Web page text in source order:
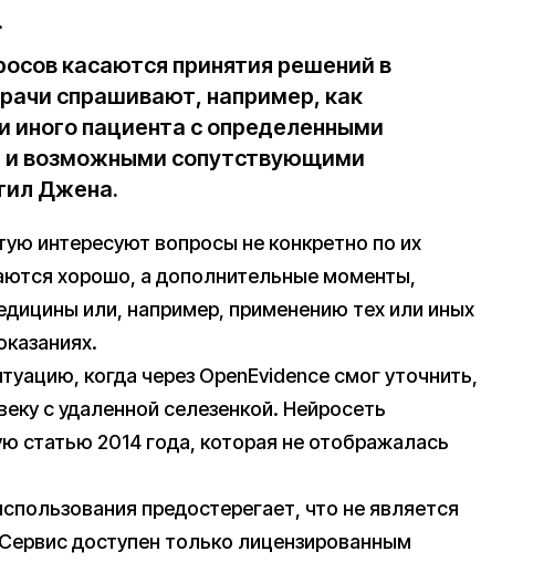
касаются принятия решений в
спрашивают, например, как
иного пациента с определенными
и возможными сопутствующими
Джена.
интересуют вопросы не конкретно по их
хорошо, а дополнительные моменты,
или, например, применению тех или иных
когда через OpenEvidence смог уточнить,
с удаленной cелезенкой. Нейросеть
статью 2014 года, которая не отображалась
предостерегает, что не является
доступен только лицензированным